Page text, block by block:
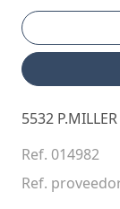
5532
Ref. 014982
Ref.